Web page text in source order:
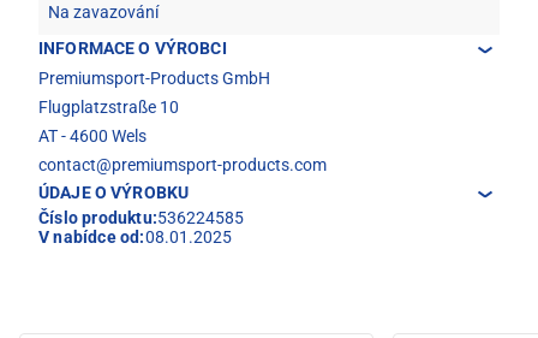
Na zavazování
INFORMACE O VÝROBCI
Premiumsport-Products GmbH
Flugplatzstraße 10
AT - 4600 Wels
contact@premiumsport-products.com
ÚDAJE O VÝROBKU
Číslo produktu:536224585
V nabídce od:08.01.2025